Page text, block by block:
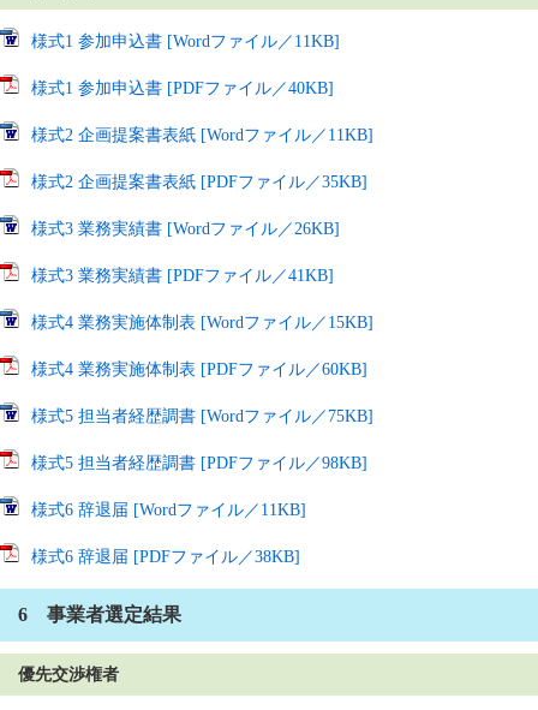
様式1 参加申込書 [Wordファイル／11KB]
様式1 参加申込書 [PDFファイル／40KB]
様式2 企画提案書表紙 [Wordファイル／11KB]
様式2 企画提案書表紙 [PDFファイル／35KB]
様式3 業務実績書 [Wordファイル／26KB]
様式3 業務実績書 [PDFファイル／41KB]
様式4 業務実施体制表 [Wordファイル／15KB]
様式4 業務実施体制表 [PDFファイル／60KB]
様式5 担当者経歴調書 [Wordファイル／75KB]
様式5 担当者経歴調書 [PDFファイル／98KB]
様式6 辞退届 [Wordファイル／11KB]
様式6 辞退届 [PDFファイル／38KB]
6 事業者選定結果
優先交渉権者